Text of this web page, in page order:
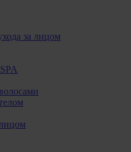
за лицом